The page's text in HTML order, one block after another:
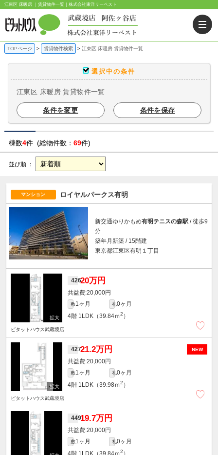
江東区 床暖房 ｜賃貸物件一覧｜株式会社東洋リーベスト
TOPページ 賃貸物件検索 江東区 床暖房 賃貸物件一覧
選択中の条件
江東区 床暖房 賃貸物件一覧
条件を変更 条件を保存
棟数4件 (総物件数： 69件)
並び順 ：
マンション ロイヤルパークス有明
新交通ゆりかもめ有明テニスの森駅 / 徒歩9
分
築年月新築 / 15階建
東京都江東区有明１丁目
42620万円
20,000円
敷1ヶ月 礼0ヶ月
4階 1LDK（39.84ｍ2 ）
ピタットハウス武蔵境店
NEW
42721.2万円
20,000円
敷1ヶ月 礼0ヶ月
4階 1LDK（39.98ｍ2 ）
ピタットハウス武蔵境店
44919.7万円
20,000円
敷1ヶ月 礼0ヶ月
2